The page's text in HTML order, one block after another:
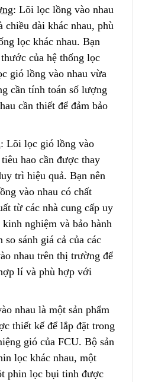
: Lõi lọc lồng vào nhau
chiều dài khác nhau, phù
lọc khác nhau. Bạn
của hệ thống lọc
gió lồng vào nhau vừa
cần tính toán số lượng
cần thiết để đảm bảo
: Lõi lọc gió lồng vào
hao cần được thay
trì hiệu quả. Bạn nên
vào nhau có chất
từ các nhà cung cấp uy
nghiệm và bảo hành
so sánh giá cả của các
nhau trên thị trường để
lí và phù hợp với
nhau là một sản phẩm
thiết kế để lắp đặt trong
gió của FCU. Bộ sản
lọc khác nhau, một
phin lọc bụi tinh được